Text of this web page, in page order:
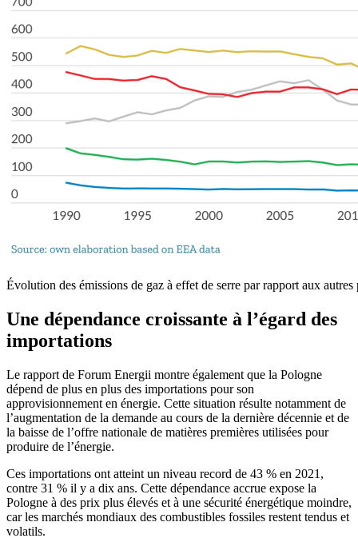
Évolution des émissions de gaz à effet de serre par rapport aux
Une dépendance croissante à l’égard des
importations
Le rapport de Forum Energii montre également que la Pologne
dépend de plus en plus des importations pour son
approvisionnement en énergie. Cette situation résulte notamment de
l’augmentation de la demande au cours de la dernière décennie et de
la baisse de l’offre nationale de matières premières utilisées pour
produire de l’énergie.
Ces importations ont atteint un niveau record de 43 % en 2021,
contre 31 % il y a dix ans. Cette dépendance accrue expose la
Pologne à des prix plus élevés et à une sécurité énergétique moindre,
car les marchés mondiaux des combustibles fossiles restent tendus et
volatils.